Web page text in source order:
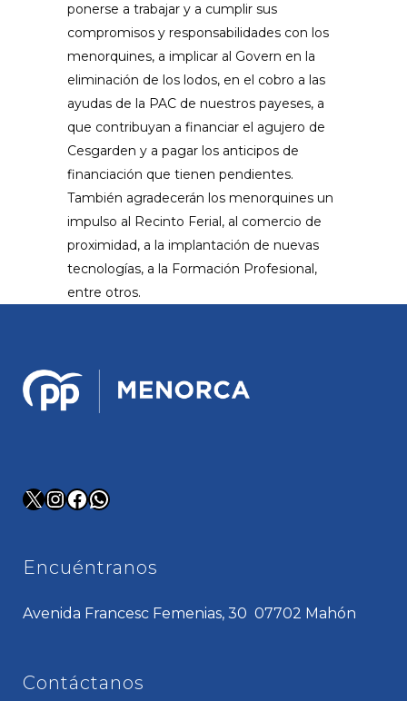
ponerse a trabajar y a cumplir sus
compromisos y responsabilidades con los
menorquines, a implicar al Govern en la
eliminación de los lodos, en el cobro a las
ayudas de la PAC de nuestros payeses, a
que contribuyan a financiar el agujero de
Cesgarden y a pagar los anticipos de
financiación que tienen pendientes.
También agradecerán los menorquines un
impulso al Recinto Ferial, al comercio de
proximidad, a la implantación de nuevas
tecnologías, a la Formación Profesional,
entre otros.
X Instagram
Facebook
WhatsApp
Encuéntranos
Avenida Francesc Femenias, 30 07702 Mahón
Contáctanos